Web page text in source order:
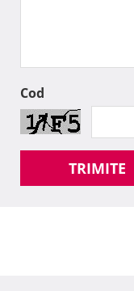
Cod
TRIMITE